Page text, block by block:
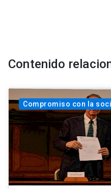
Contenido
Compromiso con la